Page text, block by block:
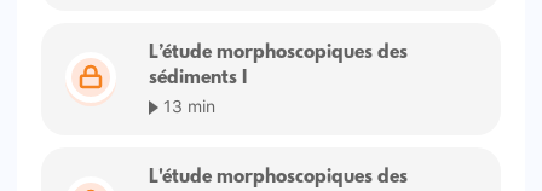
L’étude morphoscopiques des
sédiments I
13 min
L'étude morphoscopiques des